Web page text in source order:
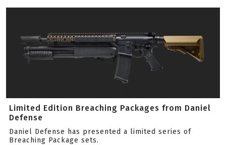
Limited Edition Breaching Packages from Daniel
Defense
Daniel Defense has presented a limited series of
Breaching Package sets.